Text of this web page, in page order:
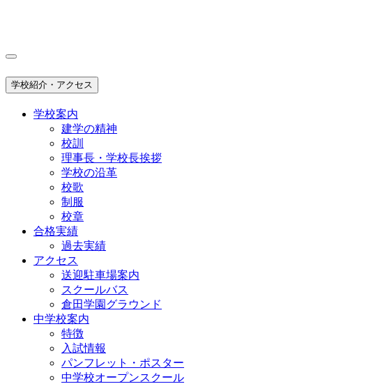
学校紹介・アクセス
学校案内
建学の精神
校訓
理事長・学校長挨拶
学校の沿革
校歌
制服
校章
合格実績
過去実績
アクセス
送迎駐車場案内
スクールバス
倉田学園グラウンド
中学校案内
特徴
入試情報
パンフレット・ポスター
中学校オープンスクール